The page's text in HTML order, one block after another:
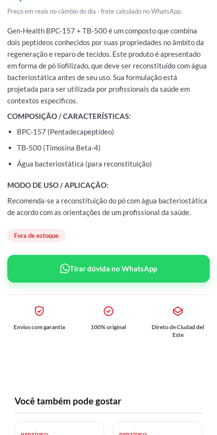
Preço em reais no câmbio do dia · frete calculado no WhatsApp.
Gen-Health BPC-157 + TB-500 é um composto que combina
dois peptídeos conhecidos por suas propriedades no âmbito da
regeneração e reparo de tecidos. Este produto é apresentado
em forma de pó liofilizado, que deve ser reconstituído com água
bacteriostática antes de seu uso. Sua formulação está
projetada para ser utilizada por profissionais da saúde em
contextos específicos.
COMPOSIÇÃO / CARACTERÍSTICAS:
BPC-157 (Pentadecapeptídeo)
TB-500 (Timosina Beta-4)
Água bacteriostática (para reconstituição)
MODO DE USO / APLICAÇÃO:
Recomenda-se a reconstituição do pó com água bacteriostática
de acordo com as orientações de um profissional da saúde.
Fora de estoque
Tirar dúvida no WhatsApp
Envios com garantia 100% original
Direto de Ciudad del
Este
Você também pode gostar